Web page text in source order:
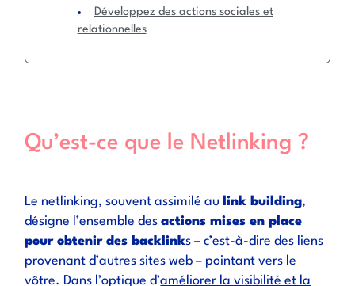
Développez des actions sociales et
relationnelles
Qu’est-ce que le Netlinking ?
Le netlinking, souvent assimilé au link building,
désigne l’ensemble desactions mises en place
pour obtenir des backlinks – c’est-à-dire des liens
provenant d’autres sites web – pointant vers le
vôtre. Dans l’optique d’améliorer la visibilité et la